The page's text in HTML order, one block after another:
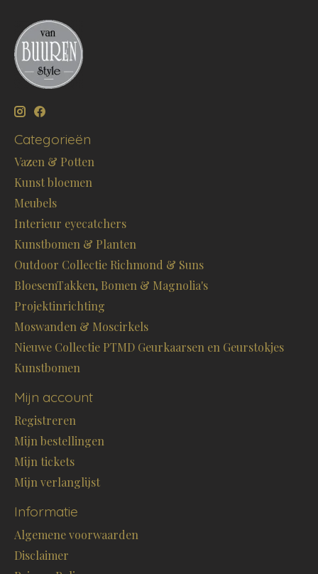
Categorieën
Vazen & Potten
Kunst bloemen
Meubels
Interieur eyecatchers
Kunstbomen & Planten
Outdoor Collectie Richmond & Suns
BloesemTakken, Bomen & Magnolia's
Projektinrichting
Moswanden & Moscirkels
Nieuwe Collectie PTMD Geurkaarsen en Geurstokjes
Kunstbomen
Mijn account
Registreren
Mijn bestellingen
Mijn tickets
Mijn verlanglijst
Informatie
Algemene voorwaarden
Disclaimer